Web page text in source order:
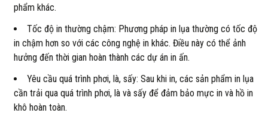
phẩm khác.
Tốc độ in thường chậm: Phương pháp in lụa thường có tốc độ
in chậm hơn so với các công nghệ in khác. Điều này có thể ảnh
hưởng đến thời gian hoàn thành các dự án in ấn.
Yêu cầu quá trình phơi, là, sấy: Sau khi in, các sản phẩm in lụa
cần trải qua quá trình phơi, là và sấy để đảm bảo mực in và hồ in
khô hoàn toàn.